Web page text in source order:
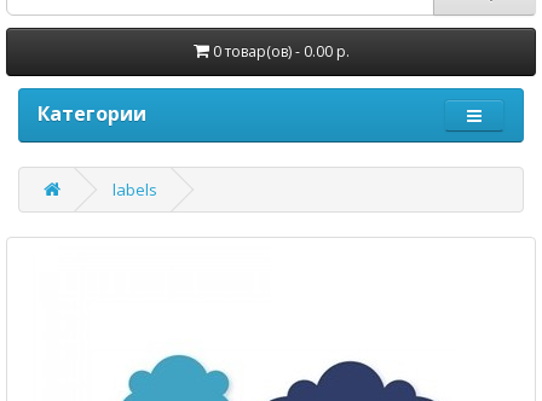
0 товар(ов) - 0.00 р.
Категории
labels